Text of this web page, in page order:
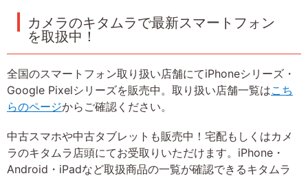
カメラのキタムラで最新スマートフォン
を取扱中！
全国のスマートフォン取り扱い店舗にてiPhoneシリーズ・
Google Pixelシリーズを販売中。取り扱い店舗一覧はこち
らのページからご確認ください。
中古スマホや中古タブレットも販売中！宅配もしくはカメ
ラのキタムラ店頭にてお受取りいただけます。iPhone・
Android・iPadなど取扱商品の一覧が確認できるキタムラ